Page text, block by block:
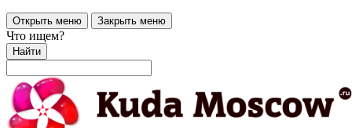
Открыть меню Закрыть меню
Что ищем?
Найти